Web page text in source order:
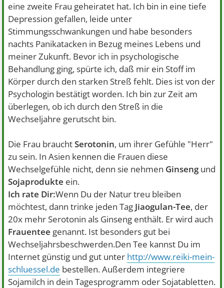
eine zweite Frau geheiratet hat. Ich bin in eine tiefe
Depression gefallen, leide unter
Stimmungsschwankungen und habe besonders
nachts Panikatacken in Bezug meines Lebens und
meiner Zukunft. Bevor ich in psychologische
Behandlung ging, spürte ich, daß mir ein Stoff im
Körper durch den starken Streß fehlt. Dies ist von der
Psychologin bestätigt worden. Ich bin zur Zeit am
überlegen, ob ich durch den Streß in die
Wechseljahre gerutscht bin.
Die Frau brauchtSerotonin, um ihrer Gefühle "Herr"
zu sein. In Asien kennen die Frauen diese
Wechselgefühle nicht, denn sie nehmen Ginsengund
Sojaprodukte ein.
Ich rate Dir:Wenn Du der Natur treu bleiben
möchtest, dann trinke jeden Tag Jiaogulan-Tee, der
20x mehr Serotonin als Ginseng enthält. Er wird auch
Frauentee genannt. Ist besonders gut bei
Wechseljahrsbeschwerden.Den Tee kannst Du im
Internet günstig und gut unter http://www.reiki-mein-
schluessel.de bestellen. Außerdem integriere
Sojamilch in dein Tagesprogramm oder Sojatabletten.